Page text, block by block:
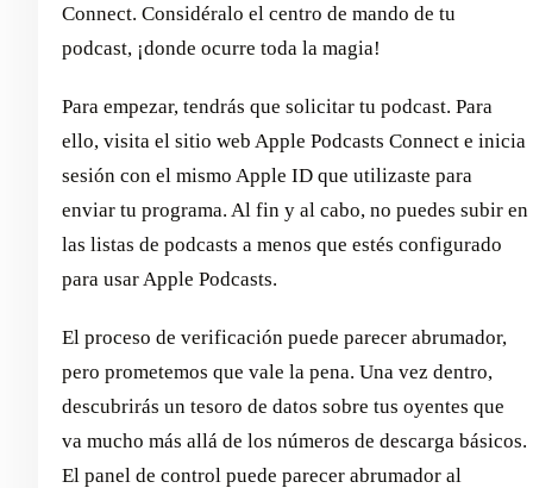
Connect. Considéralo el centro de mando de tu
podcast, ¡donde ocurre toda la magia!
Para empezar, tendrás que solicitar tu podcast. Para
ello, visita el sitio web Apple Podcasts Connect e inicia
sesión con el mismo Apple ID que utilizaste para
enviar tu programa. Al fin y al cabo, no puedes subir en
las listas de podcasts a menos que estés configurado
para usar Apple Podcasts.
El proceso de verificación puede parecer abrumador,
pero prometemos que vale la pena. Una vez dentro,
descubrirás un tesoro de datos sobre tus oyentes que
va mucho más allá de los números de descarga básicos.
El panel de control puede parecer abrumador al